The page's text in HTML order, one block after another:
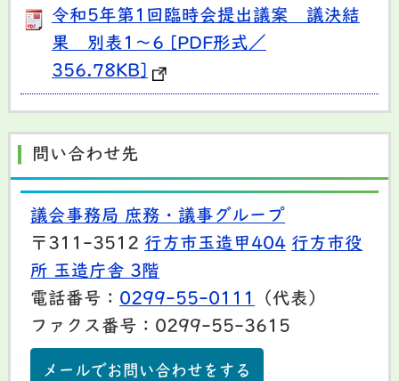
令和5年第1回臨時会提出議案 議決結
果 別表1～6 [PDF形式／
356.78KB]
問い合わせ先
議会事務局 庶務・議事グループ
〒311-3512 行方市玉造甲404 行方市役
所 玉造庁舎 3階
電話番号： 0299-55-0111
（代表）
ファクス番号：0299-55-3615
メールでお問い合わせをする